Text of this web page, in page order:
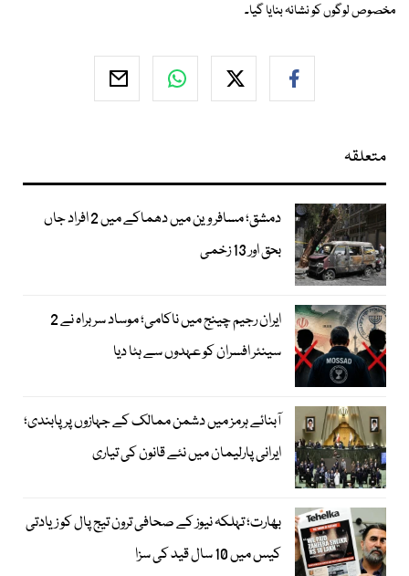
مخصوص لوگوں کو نشانہ بنایا گیا۔
متعلقہ
دمشق؛ مسافر وین میں دھماکے میں 2 افراد جاں
بحق اور 13 زخمی
ایران رجیم چینج میں ناکامی؛ موساد سربراہ نے 2
سینئر افسران کو عہدوں سے ہٹا دیا
آبنائے ہرمز میں دشمن ممالک کے جہازوں پر پابندی؛
ایرانی پارلیمان میں نئے قانون کی تیاری
بھارت؛ تہلکہ نیوز کے صحافی ترون تیج پال کو زیادتی
کیس میں 10 سال قید کی سزا